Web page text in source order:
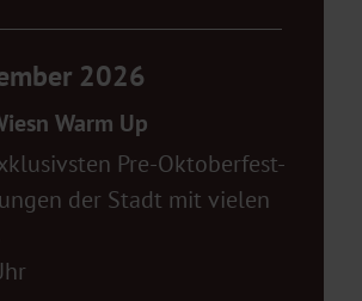
2026
Warm Up
Pre-Oktoberfest-
der Stadt mit vielen